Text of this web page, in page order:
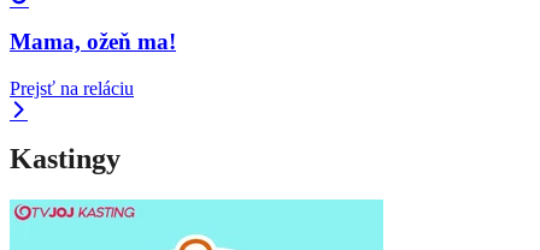
Mama, ožeň ma!
Prejsť na reláciu
Kastingy